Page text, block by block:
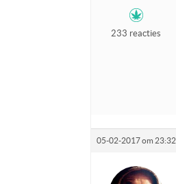
233 reacties
05-02-2017 om 23:32